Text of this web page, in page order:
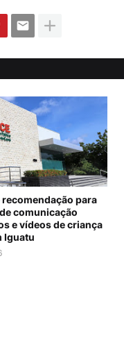
recomendação para
comunicação
e vídeos de criança
Iguatu